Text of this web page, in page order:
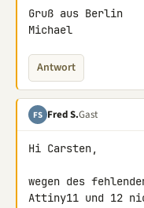
Gruß aus Berlin
Michael
Antwort
FS Fred S.Gast
Hi Carsten,
wegen des
Attiny11 und 12